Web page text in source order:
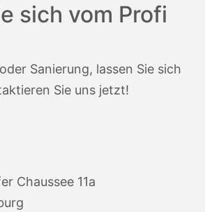
sich vom Profi
Sanierung, lassen Sie sich
Sie uns jetzt!
Chaussee 11a